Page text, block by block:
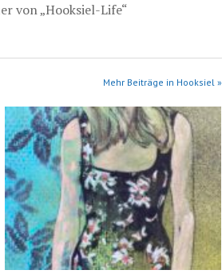
von „Hooksiel-Life“
Mehr Beiträge in Hooksiel »